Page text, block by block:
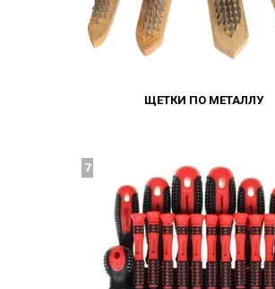
ЩЕТКИ ПО МЕТАЛЛУ
7